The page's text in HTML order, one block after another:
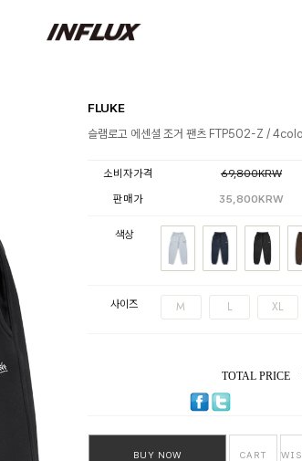
FLUKE
슬램로고 에센셜 조거 팬츠 FTP502-Z /
소비자가격
69,800KRW
판매가
35,800KRW
색상
사이즈 M L XL
TOTAL PRICE
BUY NOW CART